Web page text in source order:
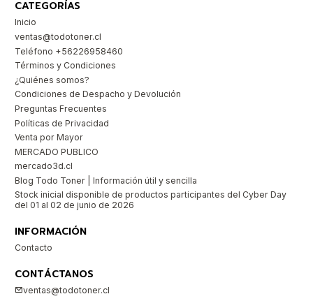
CATEGORÍAS
Inicio
ventas@todotoner.cl
Teléfono +56226958460
Términos y Condiciones
¿Quiénes somos?
Condiciones de Despacho y Devolución
Preguntas Frecuentes
Políticas de Privacidad
Venta por Mayor
MERCADO PUBLICO
mercado3d.cl
Blog Todo Toner | Información útil y sencilla
Stock inicial disponible de productos participantes del Cyber Day
del 01 al 02 de junio de 2026
INFORMACIÓN
Contacto
CONTÁCTANOS
ventas@todotoner.cl